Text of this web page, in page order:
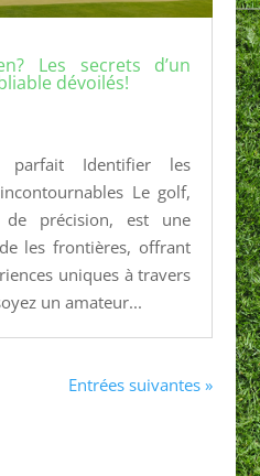
Les secrets d’un
dévoilés!
parfait Identifier les
Le golf,
de précision, est une
les frontières, offrant
uniques à travers
un amateur...
Entrées suivantes »